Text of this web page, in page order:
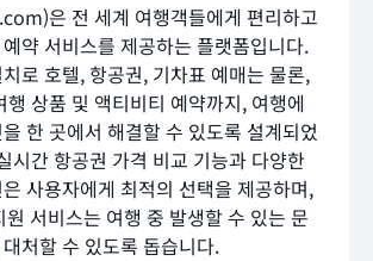
은 전 세계 여행객들에게 편리하고
약 서비스를 제공하는 플랫폼입니다.
로 호텔, 항공권, 기차표 예매는 물론,
행 상품 및 액티비티 예약까지, 여행에
한 곳에서 해결할 수 있도록 설계되었
시간 항공권 가격 비교 기능과 다양한
사용자에게 최적의 선택을 제공하며,
서비스는 여행 중 발생할 수 있는 문
처할 수 있도록 돕습니다.